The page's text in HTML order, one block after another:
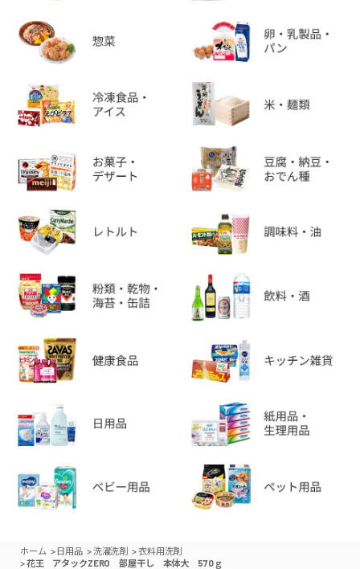
ホーム > 日用品 >洗濯洗剤 >衣料用洗剤
>花王 アタックZERO 部屋干し 本体大 570ｇ